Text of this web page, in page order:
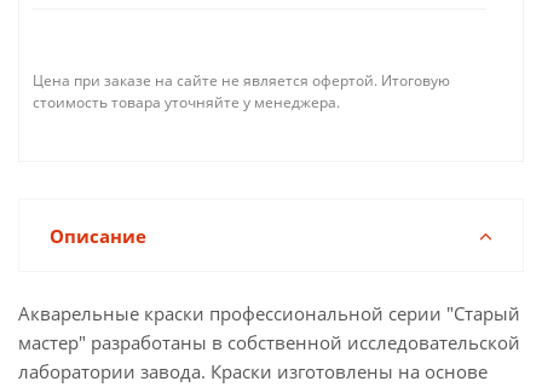
Цена при заказе на сайте не является офертой. Итоговую
стоимость товара уточняйте у менеджера.
Описание
Акварельные краски профессиональной серии "Старый
мастер" разработаны в собственной исследовательской
лаборатории завода. Краски изготовлены на основе